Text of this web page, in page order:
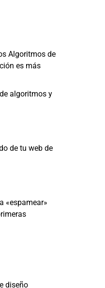
Algoritmos de
es más
algoritmos y
de tu web de
«espamear»
diseño